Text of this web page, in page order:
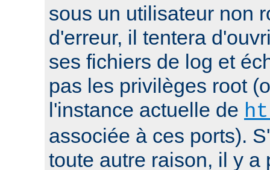
sous un utilisateur non
d'erreur, il tentera
ses fichiers de log et
pas les privilèges root
l'instance actuelle de
associée à ces ports).
toute autre raison, il y a